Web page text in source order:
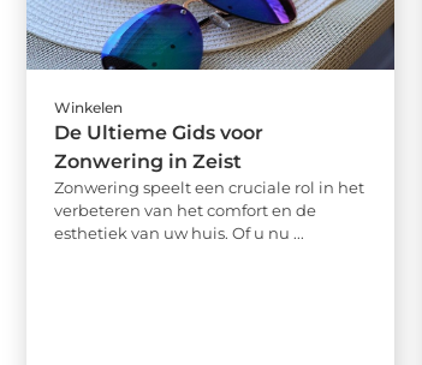
Winkelen
De Ultieme Gids voor
Zonwering in Zeist
Zonwering speelt een cruciale rol in het
verbeteren van het comfort en de
esthetiek van uw huis. Of u nu ...